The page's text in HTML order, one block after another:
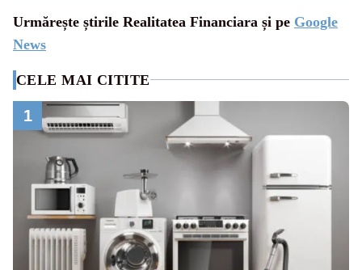
Urmărește știrile Realitatea Financiara și pe Google
News
CELE MAI CITITE
1